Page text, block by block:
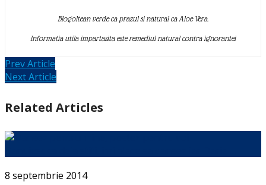
Blogoltean verde ca prazul si natural ca Aloe Vera.
Informatia utila impartasita este remediul natural contra ignorantei
Prev Article
Next Article
Related Articles
8 septembrie 2014